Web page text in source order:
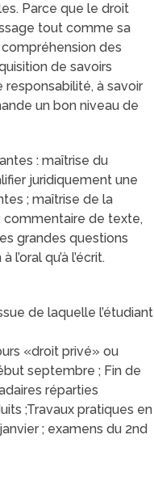
Parce que le droit
tout comme sa
des
de savoirs
à savoir
un bon niveau de
: maîtrise du
juridiquement une
; maîtrise de la
commentaire de texte,
grandes questions
qu’à l’écrit.
de laquelle l’étudiant
«droit privé» ou
septembre ; Fin de
réparties
;Travaux pratiques en
; examens du 2nd